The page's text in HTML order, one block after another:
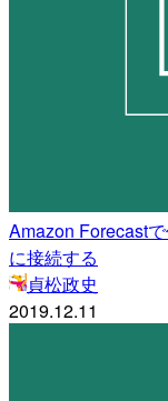
Amazon Forecast
に接続する
貞松政史
2019.12.11